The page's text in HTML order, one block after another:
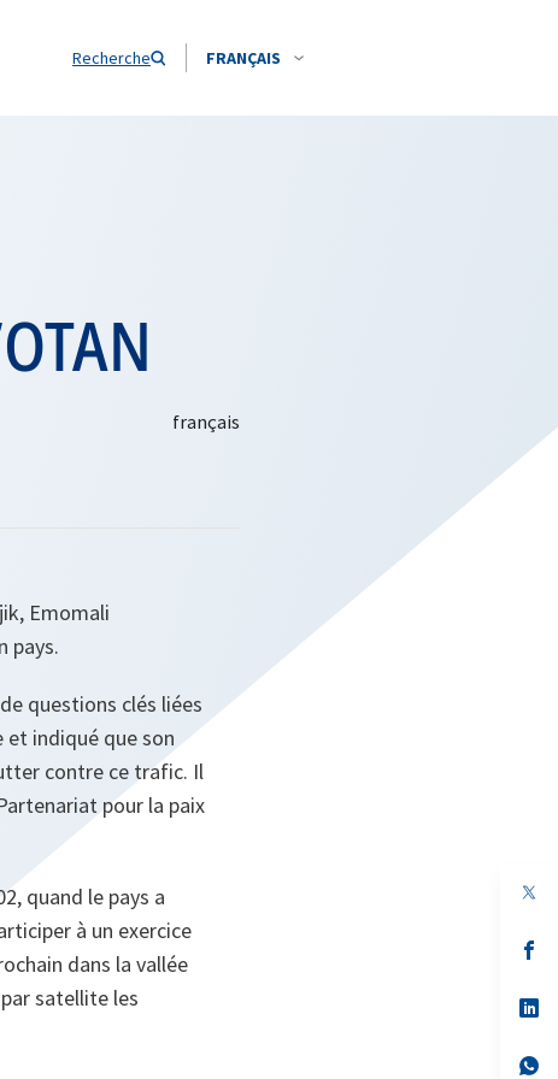
Recherche FRANÇAIS
Emomali
pays.
questions clés liées
et indiqué que son
contre ce trafic. Il
pour la paix
quand le pays a
à un exercice
dans la vallée
satellite les